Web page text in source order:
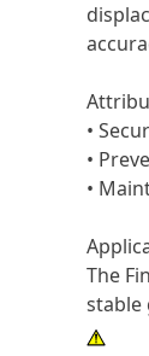
•
•
•
The
stable